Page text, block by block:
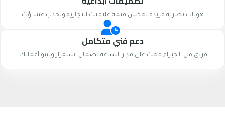
هويات بصرية فريدة تعكس قيمة علامتك التجارية وتجذب عملاؤك
دعم فني متكامل
فريق من الخبراء معك على مدار الساعة لضمان استقرار ونمو أعمالك.